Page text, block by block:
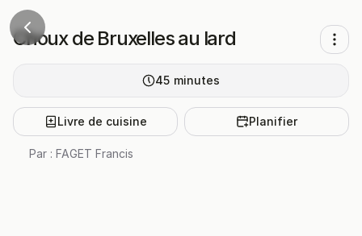
Choux de Bruxelles au lard
45 minutes
Livre de cuisine Planifier
Par : FAGET Francis